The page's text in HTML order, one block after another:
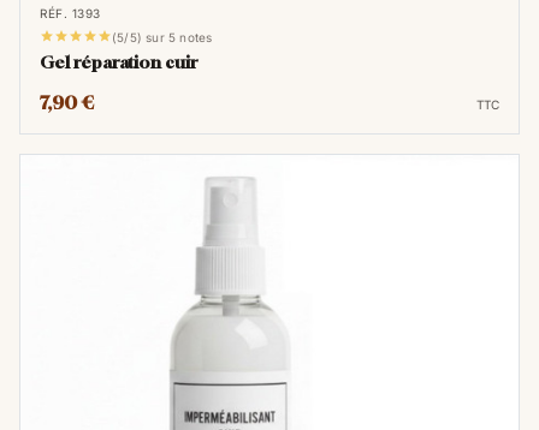
RÉF. 1393
(5/5) sur 5 notes
Gel réparation cuir
7,90 € TTC